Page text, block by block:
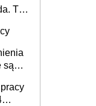
To
są